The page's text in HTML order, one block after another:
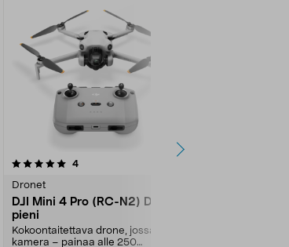
4arvostelut
Dronet
DJI Mini 4 Pro (RC-N2) Drone
pieni
Kokoontaitettava drone, jossa
kamera – painaa alle 250
0.0 viidestä